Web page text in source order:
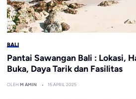
BALI
Pantai Sawangan Bali : Lokasi,
Buka, Daya Tarik dan Fasilitas
OLEH M AMIN 15 APRIL 2025